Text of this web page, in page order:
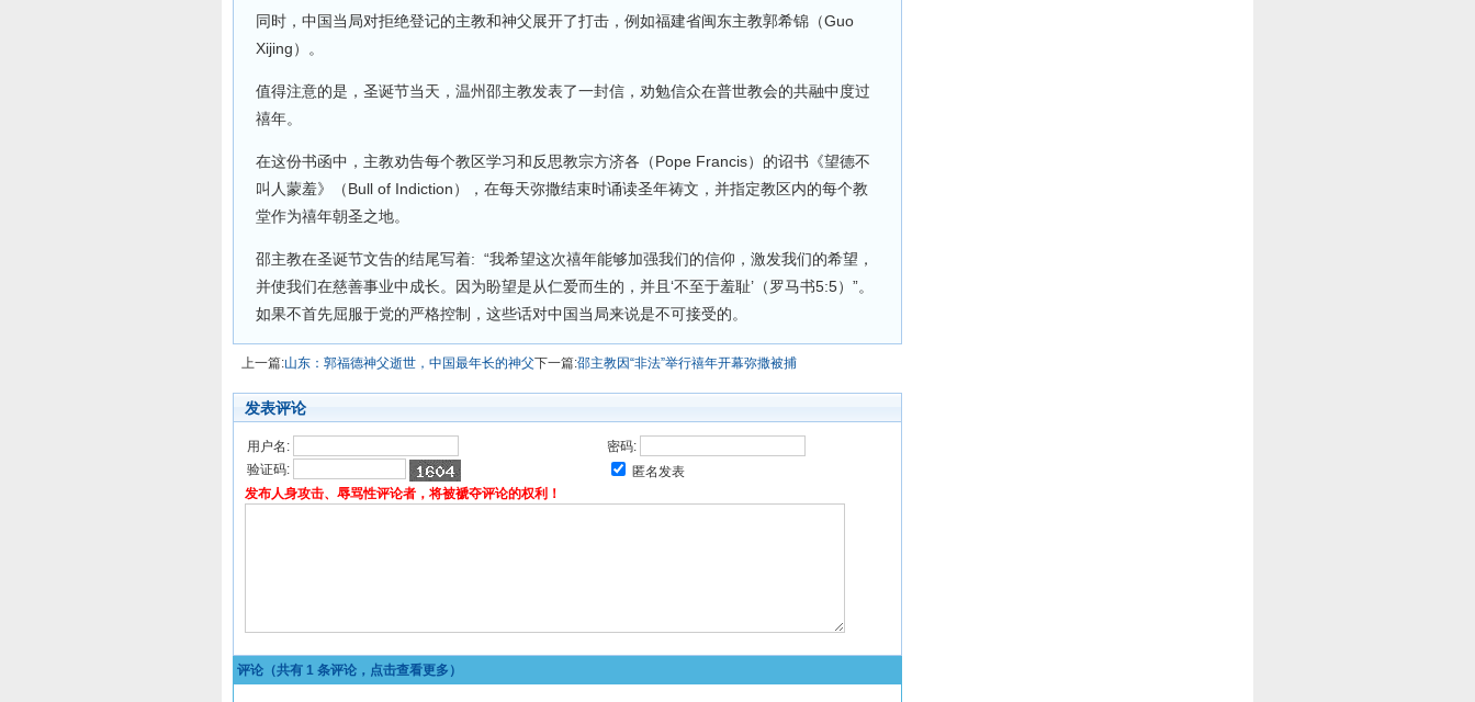
同时，中国当局对拒绝登记的主教和神父展开了打击，例如福建省闽东主教郭希锦（Guo
Xijing）。
值得注意的是，圣诞节当天，温州邵主教发表了一封信，劝勉信众在普世教会的共融中度过
禧年。
在这份书函中，主教劝告每个教区学习和反思教宗方济各（Pope Francis）的诏书《望德不
叫人蒙羞》（Bull of Indiction），在每天弥撒结束时诵读圣年祷文，并指定教区内的每个教
堂作为禧年朝圣之地。
邵主教在圣诞节文告的结尾写着: “我希望这次禧年能够加强我们的信仰，激发我们的希望，
并使我们在慈善事业中成长。因为盼望是从仁爱而生的，并且‘不至于羞耻’（罗马书5:5）”。
如果不首先屈服于党的严格控制，这些话对中国当局来说是不可接受的。
上一篇:山东：郭福德神父逝世，中国最年长的神父下一篇:邵主教因“非法”举行禧年开幕弥撒被捕
发表评论
用户名:
密码:
验证码:
匿名发表
发布人身攻击、辱骂性评论者，将被褫夺评论的权利！
评论（共有 1 条评论，点击查看更多）